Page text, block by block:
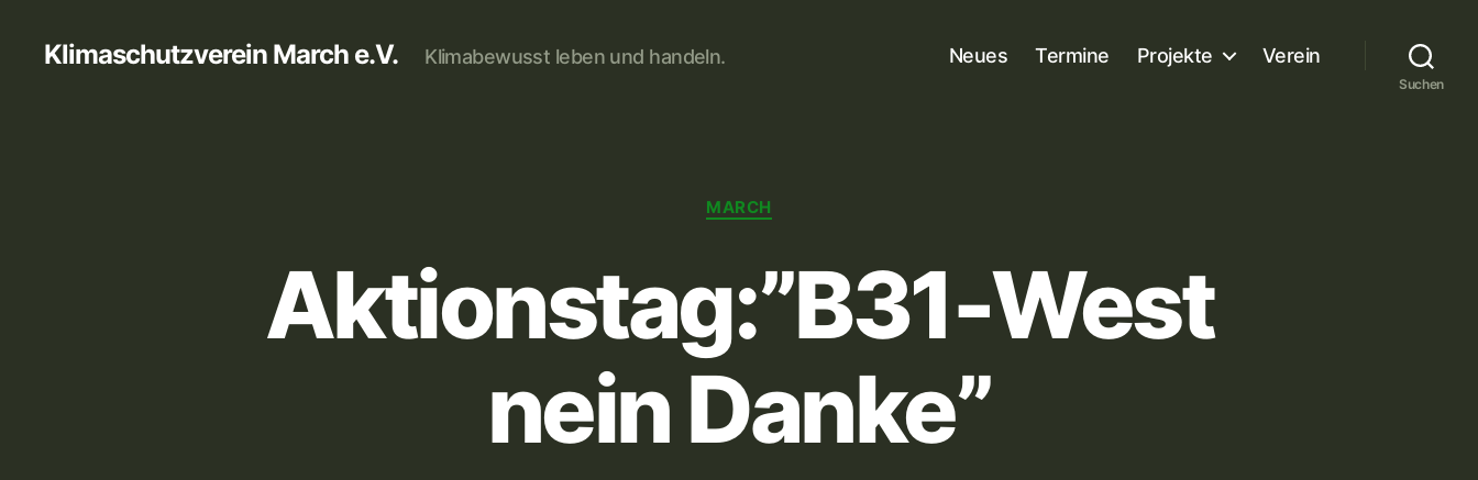
Klimaschutzverein March e.V. Klimabewusst leben und handeln. Neues Termine Projekte Verein
Suchen
Kategorien
MARCH
Aktionstag:”B31-West
nein Danke”